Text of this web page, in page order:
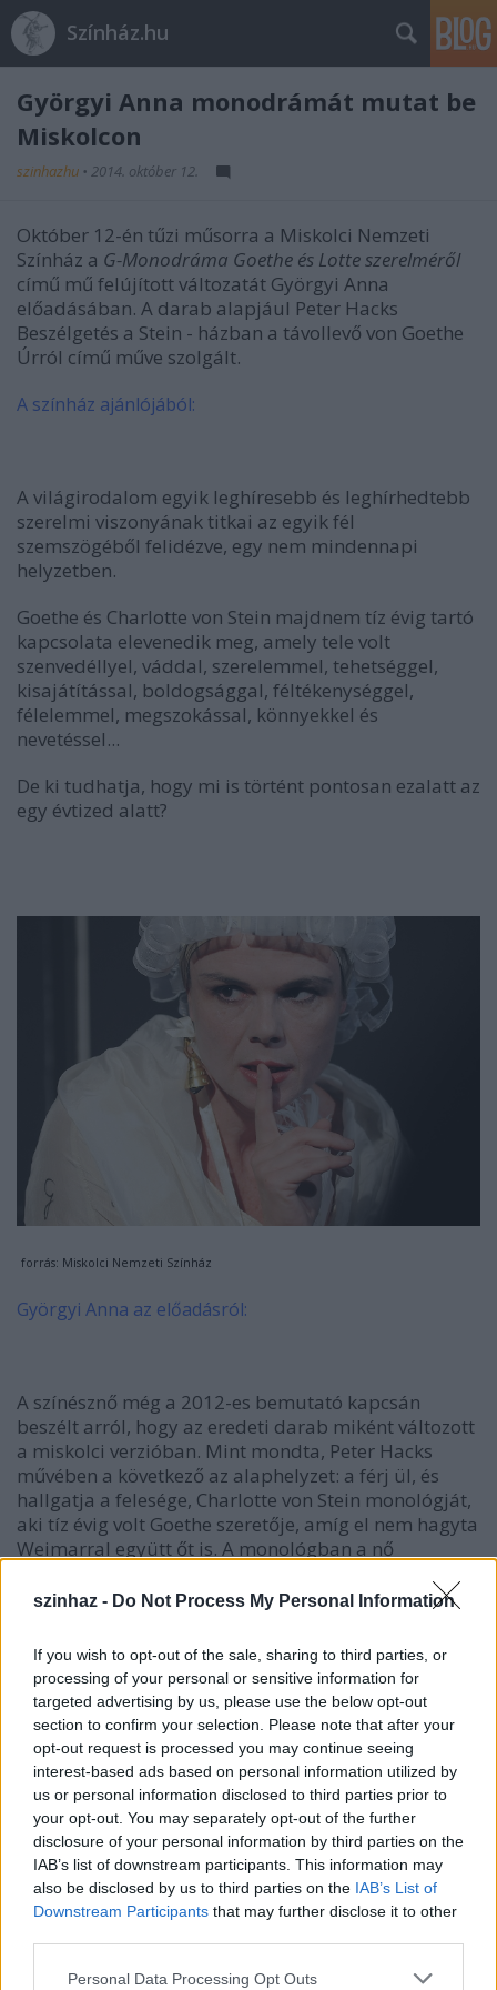
szinhaz - Do Not Process My Personal Information
If you wish to opt-out of the sale, sharing to third parties, or
processing of your personal or sensitive information for
targeted advertising by us, please use the below opt-out
section to confirm your selection. Please note that after your
opt-out request is processed you may continue seeing
interest-based ads based on personal information utilized by
us or personal information disclosed to third parties prior to
your opt-out. You may separately opt-out of the further
disclosure of your personal information by third parties on the
IAB’s list of downstream participants. This information may
also be disclosed by us to third parties on the IAB’s List of
Downstream Participants that may further disclose it to other
Please note that this website/app uses one or more Google
Personal Data Processing Opt Outs
Színház.hu
Györgyi Anna monodrámát mutat be
Miskolcon
szinhazhu • 2014. október 12.
Október 12-én tűzi műsorra a Miskolci Nemzeti
Színház a G-Monodráma Goethe és Lotte szerelméről
című mű felújított változatát Györgyi Anna
előadásában. A darab alapjául Peter Hacks
Beszélgetés a Stein - házban a távollevő von Goethe
Úrról című műve szolgált.
A színház ajánlójából:
A világirodalom egyik leghíresebb és leghírhedtebb
szerelmi viszonyának titkai az egyik fél
szemszögéből felidézve, egy nem mindennapi
helyzetben.
Goethe és Charlotte von Stein majdnem tíz évig tartó
kapcsolata elevenedik meg, amely tele volt
szenvedéllyel, váddal, szerelemmel, tehetséggel,
kisajátítással, boldogsággal, féltékenységgel,
félelemmel, megszokással, könnyekkel és
nevetéssel...
De ki tudhatja, hogy mi is történt pontosan ezalatt az
egy évtized alatt?
forrás: Miskolci Nemzeti Színház
Györgyi Anna az előadásról:
A színésznő még a 2012-es bemutató kapcsán
beszélt arról, hogy az eredeti darab miként változott
a miskolci verzióban. Mint mondta, Peter Hacks
művében a következő az alaphelyzet: a férj ül, és
hallgatja a felesége, Charlotte von Stein monológját,
aki tíz évig volt Goethe szeretője, amíg el nem hagyta
Weimarral együtt őt is. A monológban a nő
közvéleményről, a férjével való viszonyáról. A
megbolondul a darab végére, megőrülésének útja,
folyamata látható a színpadon - mesélte.
Györgyi Annabeszélt arról is, hogy a darab
nyelvezete különleges: a szöveg nehéz, ám gyönyörű.
Charlotte csodálatos körmondatokban beszél, de
ugyanazokról a női problémákról szól, amelyekkel
ma is küzd mindenki."Mint minden jó darab, aktuális.
Hiába változik a nők helyzete, aki egyszer szerelmes lesz,
az beesik egy mély verembe, és onnan nem nagyon tud